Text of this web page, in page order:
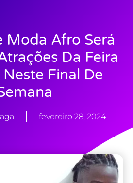
Moda Afro Será
Da Feira
Final De
fevereiro 28, 2024